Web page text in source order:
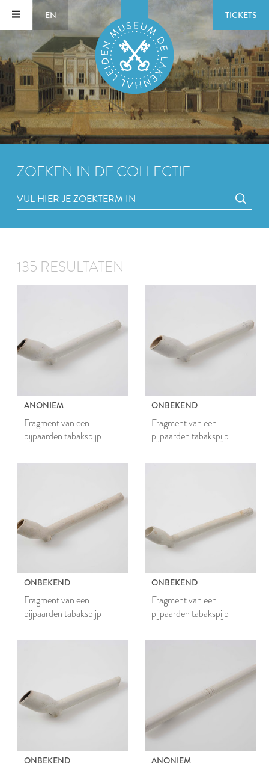
EN TICKETS
ZOEKEN IN DE COLLECTIE
135 RESULTATEN
ANONIEM
Fragment van een
pijpaarden tabakspijp
ONBEKEND
Fragment van een
pijpaarden tabakspijp
ONBEKEND
Fragment van een
pijpaarden tabakspijp
ONBEKEND
Fragment van een
pijpaarden tabakspijp
ONBEKEND ANONIEM